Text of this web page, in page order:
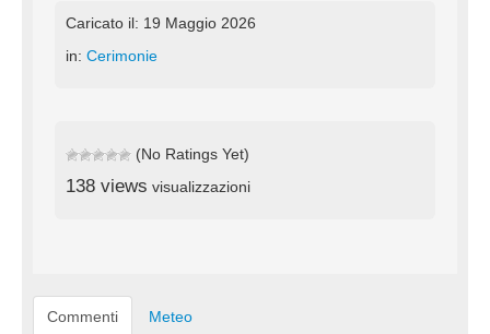
Caricato il: 19 Maggio 2026
in: Cerimonie
(No Ratings Yet)
138 views visualizzazioni
Commenti Meteo